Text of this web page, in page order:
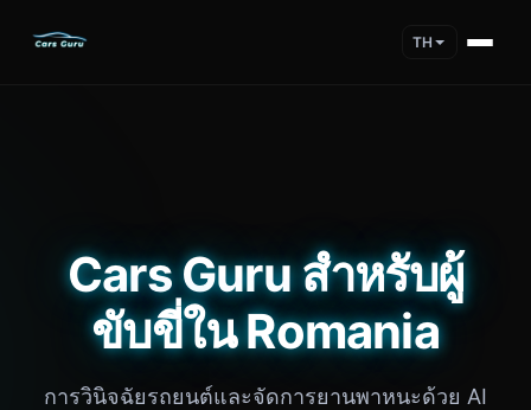
TH
Cars Guru สำหรับผู้
ขับขี่ใน Romania
การวินิจฉัยรถยนต์และจัดการยานพาหนะด้วย AI